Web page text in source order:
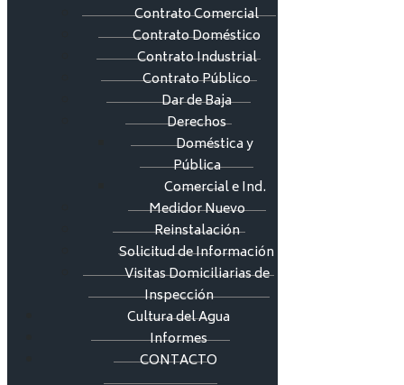
Contrato Comercial
Contrato Doméstico
Contrato Industrial
Contrato Público
Dar de Baja
Derechos
Doméstica y
Pública
Comercial e Ind.
Medidor Nuevo
Reinstalación
Solicitud de Información
Visitas Domiciliarias de
Inspección
Cultura del Agua
Informes
CONTACTO